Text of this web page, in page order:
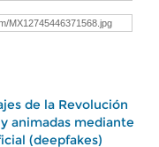
de la Revolución
animadas mediante
(deepfakes)